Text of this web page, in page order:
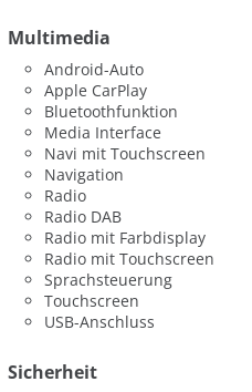
Multimedia
Android-Auto
Apple CarPlay
Bluetoothfunktion
Media Interface
Navi mit Touchscreen
Navigation
Radio
Radio DAB
Radio mit Farbdisplay
Radio mit Touchscreen
Sprachsteuerung
Touchscreen
USB-Anschluss
Sicherheit